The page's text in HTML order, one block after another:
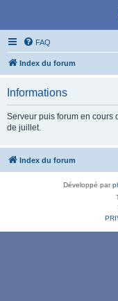
FAQ
Index du forum
Informations
Serveur puis forum en cours
de juillet.
Index du forum
Développé par